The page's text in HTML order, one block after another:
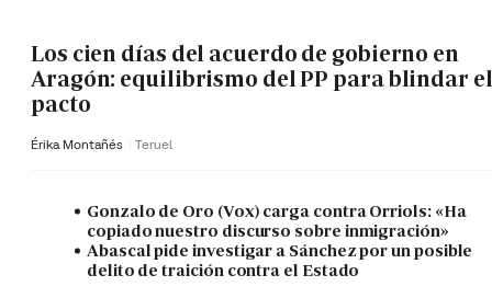
Los cien días del acuerdo de gobierno en
Aragón: equilibrismo del PP para blindar el
pacto
Érika Montañés Teruel
Gonzalo de Oro (Vox) carga contra Orriols: «Ha
copiado nuestro discurso sobre inmigración»
Abascal pide investigar a Sánchez por un posible
delito de traición contra el Estado